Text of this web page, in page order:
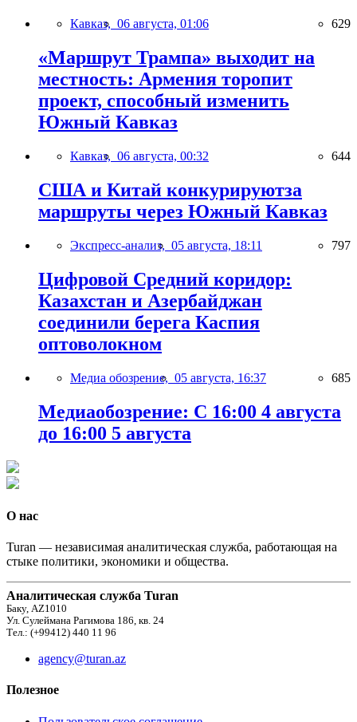
Кавказ, 06 августа, 01:06 629
«Маршрут Трампа» выходит на
местность: Армения торопит
проект, способный изменить
Южный Кавказ
Кавказ, 06 августа, 00:32 644
США и Китай конкурируютза
маршруты через Южный Кавказ
Экспресс-анализ, 05 августа, 18:11 797
Цифровой Средний коридор:
Казахстан и Азербайджан
соединили берега Каспия
оптоволокном
Медиа обозрение, 05 августа, 16:37 685
Медиаобозрение: С 16:00 4 августа
до 16:00 5 августа
О нас
Turan — независимая аналитическая служба, работающая на
стыке политики, экономики и общества.
Аналитическая служба Turan
Баку, AZ1010
Ул. Сулеймана Рагимова 186, кв. 24
Тел.: (+99412) 440 11 96
agency@turan.az
Полезное